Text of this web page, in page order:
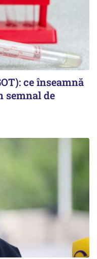
ce înseamnă
semnal de